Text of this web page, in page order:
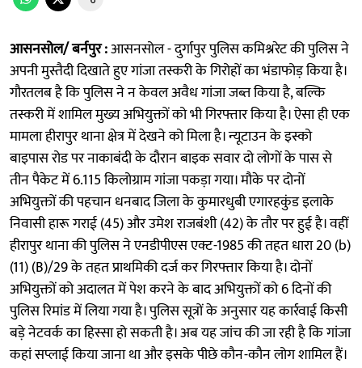
आसनसोल/ बर्नपुर :आसनसोल - दुर्गापुर पुलिस कमिश्नरेट की पुलिस ने
अपनी मुस्तैदी दिखाते हुए गांजा तस्करी के गिरोहों का भंडाफोड़ किया है।
गौरतलब है कि पुलिस ने न केवल अवैध गांजा जब्त किया है, बल्कि
तस्करी में शामिल मुख्य अभियुक्तों को भी गिरफ्तार किया है। ऐसा ही एक
मामला हीरापुर थाना क्षेत्र में देखने को मिला है। न्यूटाउन के इस्को
बाइपास रोड पर नाकाबंदी के दौरान बाइक सवार दो लोगों के पास से
तीन पैकेट में 6.115 किलोग्राम गांजा पकड़ा गया। मौके पर दोनों
अभियुक्तों की पहचान धनबाद जिला के कुमारधुबी एगारहकुंड इलाके
निवासी हारू गराई (45) और उमेश राजबंशी (42) के तौर पर हुई है। वहीं
हीरापुर थाना की पुलिस ने एनडीपीएस एक्ट-1985 की तहत धारा 20 (b)
(11) (B)/29 के तहत प्राथमिकी दर्ज कर गिरफ्तार किया है। दोनों
अभियुक्तों को अदालत में पेश करने के बाद अभियुक्तों को 6 दिनों की
पुलिस रिमांड में लिया गया है। पुलिस सूत्रों के अनुसार यह कार्रवाई किसी
बड़े नेटवर्क का हिस्सा हो सकती है। अब यह जांच की जा रही है कि गांजा
कहां सप्लाई किया जाना था और इसके पीछे कौन-कौन लोग शामिल हैं।